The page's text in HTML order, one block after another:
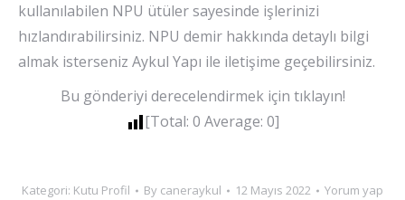
kullanılabilen NPU ütüler sayesinde işlerinizi
hızlandırabilirsiniz. NPU demir hakkında detaylı bilgi
almak isterseniz Aykul Yapı ile iletişime geçebilirsiniz.
Bu gönderiyi derecelendirmek için tıklayın!
[Total: 0 Average: 0]
Kategori: Kutu Profil By caneraykul 12 Mayıs 2022 Yorum yap